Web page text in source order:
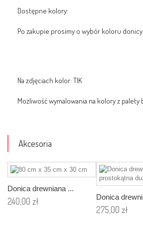
Dostępne kolory:
Po zakupie prosimy o wybór koloru donicy.
Na zdjęciach kolor: TIK
Możliwość wymalowania na kolory z
Akcesoria
Donica drewniana ...
240,00 zł Donica
275,00 zł